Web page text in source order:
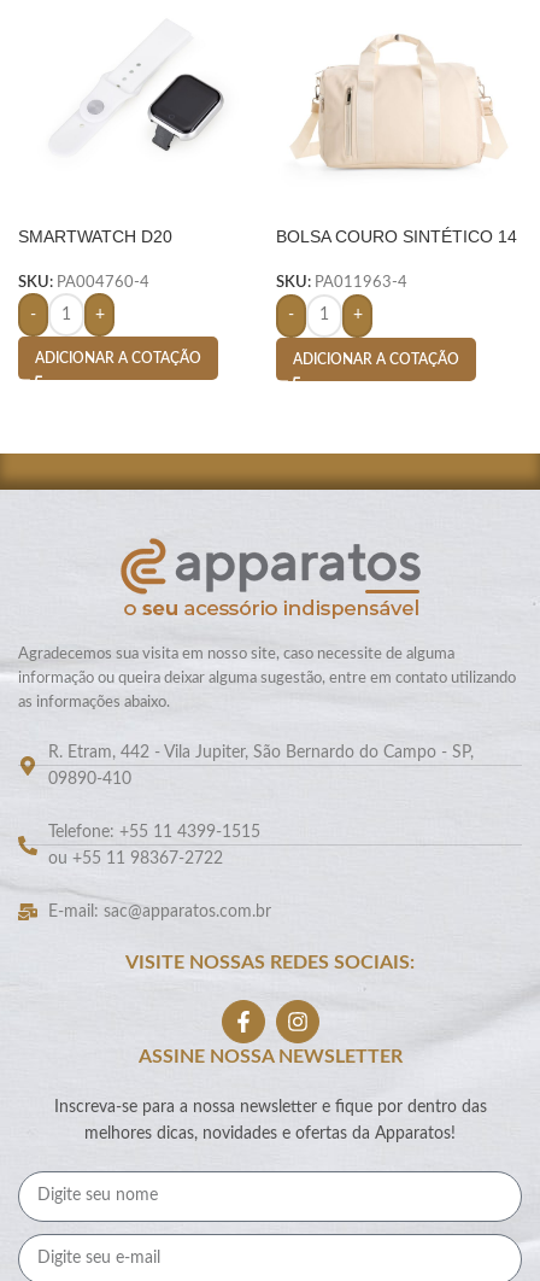
SMARTWATCH D20
SKU: PA004760-4
- +
ADICIONAR A COTAÇÃO
BOLSA COURO SINTÉTICO 14
SKU: PA011963-4
- +
ADICIONAR A COTAÇÃO
Agradecemos sua visita em nosso site, caso necessite de alguma
informação ou queira deixar alguma sugestão, entre em contato utilizando
as informações abaixo.
R. Etram, 442 - Vila Jupiter, São Bernardo do Campo - SP,
09890-410
Telefone: +55 11 4399-1515
ou +55 11 98367-2722
E-mail: sac@apparatos.com.br
VISITE NOSSAS REDES SOCIAIS:
ASSINE NOSSA NEWSLETTER
Inscreva-se para a nossa newsletter e fique por dentro das
melhores dicas, novidades e ofertas da Apparatos!